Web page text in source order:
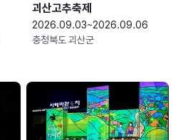
괴산고추축제
2026.09.03~2026.09.06
충청북도 괴산군